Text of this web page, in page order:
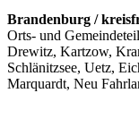
Brandenburg /
Orts- und
Drewitz, Kartzow,
Schlänitzsee, Uetz,
Marquardt, Neu